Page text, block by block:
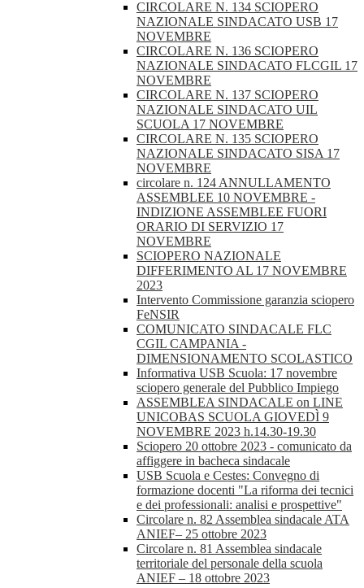
CIRCOLARE N. 134 SCIOPERO
NAZIONALE SINDACATO USB 17
NOVEMBRE
CIRCOLARE N. 136 SCIOPERO
NAZIONALE SINDACATO FLCGIL 17
NOVEMBRE
CIRCOLARE N. 137 SCIOPERO
NAZIONALE SINDACATO UIL
SCUOLA 17 NOVEMBRE
CIRCOLARE N. 135 SCIOPERO
NAZIONALE SINDACATO SISA 17
NOVEMBRE
circolare n. 124 ANNULLAMENTO
ASSEMBLEE 10 NOVEMBRE -
INDIZIONE ASSEMBLEE FUORI
ORARIO DI SERVIZIO 17
NOVEMBRE
SCIOPERO NAZIONALE
DIFFERIMENTO AL 17 NOVEMBRE
2023
Intervento Commissione garanzia sciopero
FeNSIR
COMUNICATO SINDACALE FLC
CGIL CAMPANIA -
DIMENSIONAMENTO SCOLASTICO
Informativa USB Scuola: 17 novembre
sciopero generale del Pubblico Impiego
ASSEMBLEA SINDACALE on LINE
UNICOBAS SCUOLA GIOVEDÌ 9
NOVEMBRE 2023 h.14.30-19.30
Sciopero 20 ottobre 2023 - comunicato da
affiggere in bacheca sindacale
USB Scuola e Cestes: Convegno di
formazione docenti "La riforma dei tecnici
e dei professionali: analisi e prospettive"
Circolare n. 82 Assemblea sindacale ATA
ANIEF– 25 ottobre 2023
Circolare n. 81 Assemblea sindacale
territoriale del personale della scuola
ANIEF – 18 ottobre 2023